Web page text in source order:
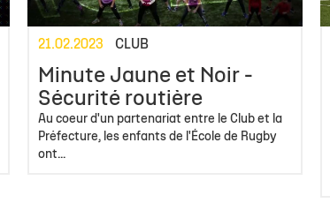
21.02.2023 CLUB
Minute Jaune et Noir -
Sécurité routière
Au coeur d'un partenariat entre le Club et la
Préfecture, les enfants de l'École de Rugby
ont...